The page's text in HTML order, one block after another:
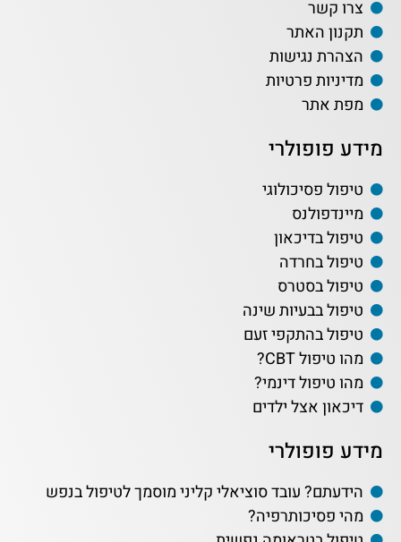
צרו קשר
תקנון האתר
הצהרת נגישות
מדיניות פרטיות
מפת אתר
מידע פופולרי
טיפול פסיכולוגי
מיינדפולנס
טיפול בדיכאון
טיפול בחרדה
טיפול בסטרס
טיפול בבעיות שינה
טיפול בהתקפי זעם
מהו טיפול CBT?
מהו טיפול דינמי?
דיכאון אצל ילדים
מידע פופולרי
הידעתם? עובד סוציאלי קליני מוסמך לטיפול בנפש
מהי פסיכותרפיה?